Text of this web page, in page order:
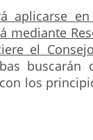
aplicarse
mediante
el
buscarán
los